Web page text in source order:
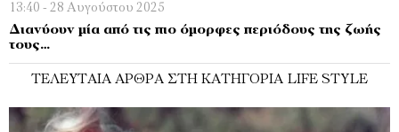
13:40 - 28 Αυγούστου 2025
Διανύουν μία από τις πιο όμορφες περιόδους της ζωής
τους…
ΤΕΛΕΥΤΑΊΑ ΆΡΘΡΑ ΣΤΗ ΚΑΤΗΓΟΡΊΑ LIFE STYLE